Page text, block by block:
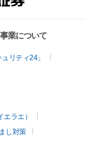
業について
リティ24」
ラエ）
し対策